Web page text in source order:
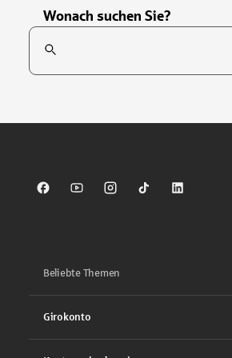
Wonach suchen Sie?
Suchfeld
Sparkasse auf Facebook
Sparkasse auf Youtube
Sparkasse auf Instagram
Sparkasse auf
Sparkasse
Beliebte Themen
Girokonto